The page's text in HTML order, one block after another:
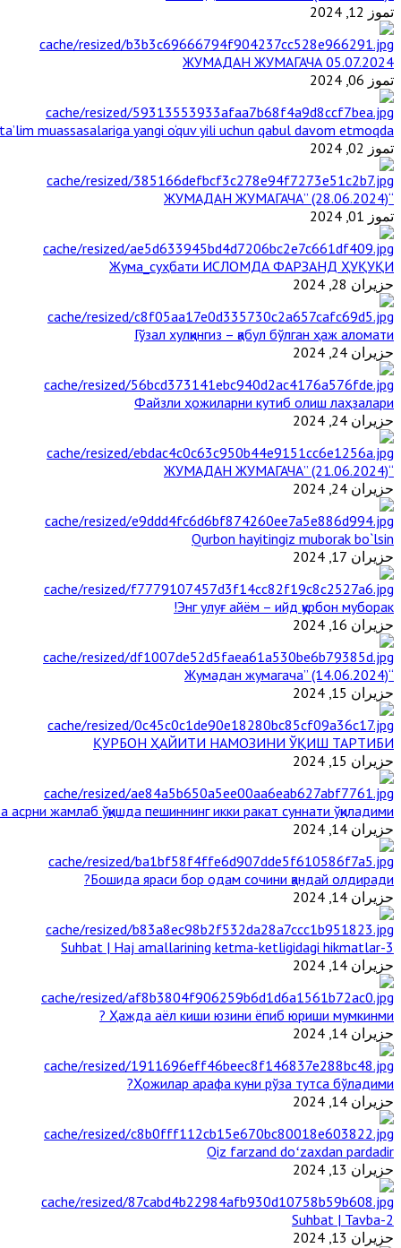
تموز 12, 2024
ЖУМАДАН ЖУМАГАЧА 05.07.2024
تموز 06, 2024
muassasalariga yangi o‘quv yili uchun qabul davom etmoqda
تموز 02, 2024
“ЖУМАДАН ЖУМАГАЧА” (28.06.2024)
تموز 01, 2024
Жума_суҳбати ИСЛОМДА ФАРЗАНД ҲУҚУҚИ
حزيران 28, 2024
Гўзал хулқингиз – қабул бўлган ҳаж аломати
حزيران 24, 2024
Файзли ҳожиларни кутиб олиш лаҳзалари
حزيران 24, 2024
“ЖУМАДАН ЖУМАГАЧА” (21.06.2024)
حزيران 24, 2024
Qurbon hayitingiz muborak bo`lsin
حزيران 17, 2024
Энг улуғ айём – ийд қурбон муборак!
حزيران 16, 2024
“Жумадан жумагача” (14.06.2024)
حزيران 15, 2024
ҚУРБОН ҲАЙИТИ НАМОЗИНИ ЎҚИШ ТАРТИБИ
حزيران 15, 2024
жамлаб ўқишда пешиннинг икки ракат суннати ўқиладими?
حزيران 14, 2024
Бошида яраси бор одам сочини қандай олдиради?
حزيران 14, 2024
3-Suhbat | Haj amallarining ketma-ketligidagi hikmatlar
حزيران 14, 2024
Ҳажда аёл киши юзини ёпиб юриши мумкинми ?
حزيران 14, 2024
Ҳожилар арафа куни рўза тутса бўладими?
حزيران 14, 2024
Qiz farzand doʻzaxdan pardadir
حزيران 13, 2024
2-Suhbat | Tavba
حزيران 13, 2024